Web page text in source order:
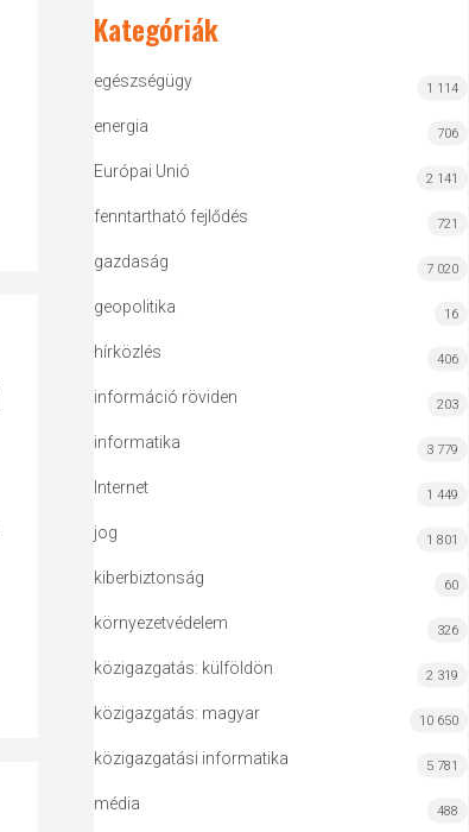
Kategóriák
egészségügy 1 114
energia 706
Európai Unió 2 141
fenntartható fejlődés 721
gazdaság 7 020
geopolitika 16
hírközlés 406
információ röviden 203
informatika 3 779
Internet 1 449
jog 1 801
kiberbiztonság 60
környezetvédelem 326
közigazgatás: külföldön 2 319
közigazgatás: magyar 10 650
közigazgatási informatika 5 781
média 488